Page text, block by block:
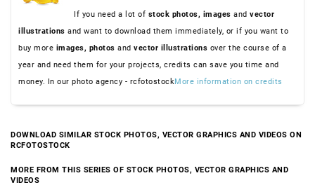
If you need a lot of stock photos, images and vector
illustrations and want to download them immediately, or if you want to
buy more images, photos and vector illustrations over the course of a
year and need them for your projects, credits can save you time and
money. In our photo agency - rcfotostockMore information on credits
DOWNLOAD SIMILAR STOCK PHOTOS, VECTOR GRAPHICS AND VIDEOS ON
RCFOTOSTOCK
MORE FROM THIS SERIES OF STOCK PHOTOS, VECTOR GRAPHICS AND
VIDEOS